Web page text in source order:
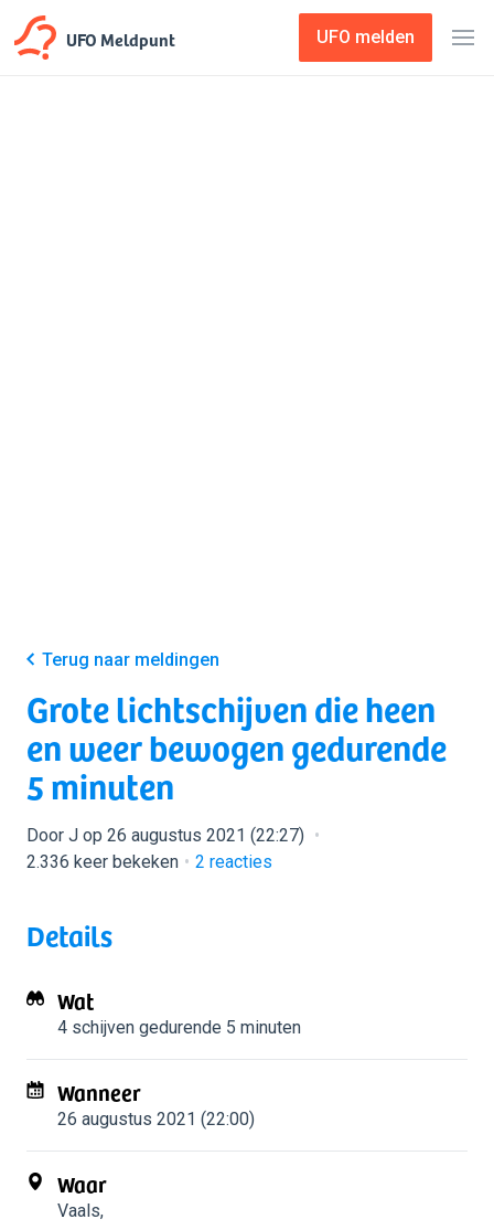
UFO Meldpunt UFO melden
Terug naar meldingen
Grote lichtschijven die heen
en weer bewogen gedurende
5 minuten
Door J op 26 augustus 2021 (22:27)
2.336 keer bekeken
2 reacties
Details
Wat
4 schijven gedurende 5 minuten
Wanneer
26 augustus 2021 (22:00)
Waar
Vaals,